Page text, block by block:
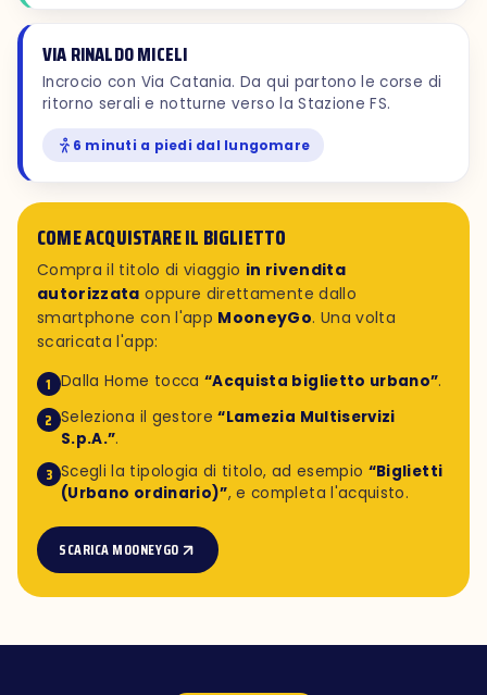
VIA RINALDO MICELI
Incrocio con Via Catania. Da qui partono le corse di
ritorno serali e notturne verso la Stazione FS.
6 minuti a piedi dal lungomare
COME ACQUISTARE IL BIGLIETTO
Compra il titolo di viaggio in rivendita
autorizzata oppure direttamente dallo
smartphone con l'app MooneyGo. Una volta
scaricata l'app:
1 Dalla Home tocca “Acquista biglietto urbano”.
2 Seleziona il gestore“Lamezia Multiservizi
S.p.A.”.
3 Scegli la tipologia di titolo, ad esempio “Biglietti
(Urbano ordinario)”, e completa l'acquisto.
SCARICA MOONEYGO